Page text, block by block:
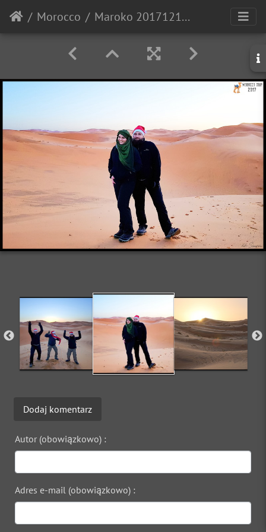
Morocco Maroko 20171214 071743
Dodaj komentarz
Autor (obowiązkowo) :
Adres e-mail (obowiązkowo) :